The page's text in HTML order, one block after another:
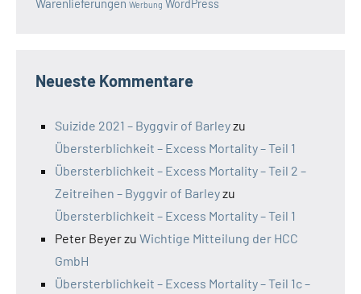
Warenlieferungen Werbung WordPress
Neueste Kommentare
Suizide 2021 – Byggvir of Barleyzu
Übersterblichkeit – Excess Mortality – Teil 1
Übersterblichkeit – Excess Mortality – Teil 2 –
Zeitreihen – Byggvir of Barleyzu
Übersterblichkeit – Excess Mortality – Teil 1
Peter Beyerzu Wichtige Mitteilung der HCC
GmbH
Übersterblichkeit – Excess Mortality – Teil 1c –